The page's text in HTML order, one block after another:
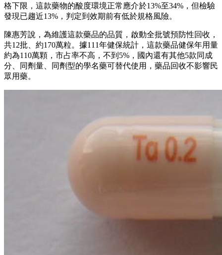
格下限，這款藥物的酸度環境正常應介於13%至34%，但檢驗
發現已趨近13%，判定到效期前有低於規格風險。
陳惠芳說，為維護這款藥品的品質，啟動全批號預防性回收，
共12批、約170萬粒。據111年健保統計，這款藥品健保年用量
約為110萬顆，市占率不高，不到5%，國內還有其他5款同成
分、同劑量、同劑型的學名藥可替代使用，藥品回收不影響民
眾用藥。